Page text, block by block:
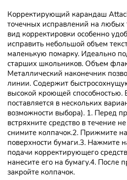
Корректирующий карандаш
точечных исправлений на
вид корректировки особенно
исправить небольшой объем
маленькую помарку. Идеально
старших школьников. Объем
Металлический наконечник
линии. Содержит
высокой кроющей способностью.
поставляется в нескольких
возможности выбора). 1. Перед
встряхните средство в течение
снимите колпачок.2. Прижмите
поверхности бумаги.3. Нажмите
подачи корректирующего
нанесите его на бумагу.4. После
закройте колпачок.